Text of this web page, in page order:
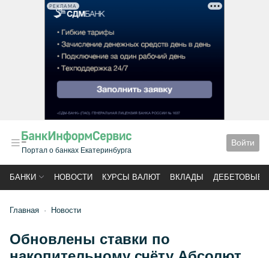
РЕКЛАМА
Портал о банках Екатеринбурга
Войти
БАНКИ НОВОСТИ КУРСЫ ВАЛЮТ ВКЛАДЫ ДЕБЕТОВЫЕ
Главная Новости
Обновлены ставки по